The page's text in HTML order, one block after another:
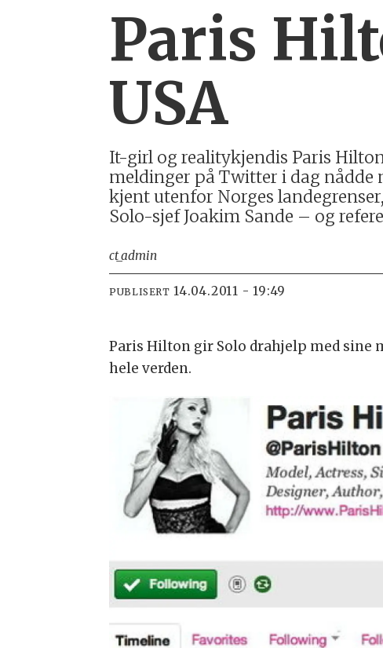
Paris
USA
It-girl og realitykjendis Paris
meldinger på Twitter i dag
kjent utenfor Norges
Solo-sjef Joakim Sande – og
ct_admin
PUBLISERT 14.04.2011 - 19:49
Paris Hilton gir Solo drahjelp med
hele verden.